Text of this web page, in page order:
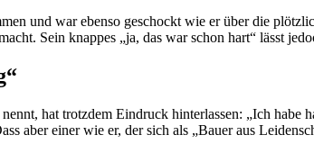
und war ebenso geschockt wie er über die
Sein knappes „ja, das war schon hart“ lässt
hat trotzdem Eindruck hinterlassen: „Ich habe
aber einer wie er, der sich als „Bauer aus